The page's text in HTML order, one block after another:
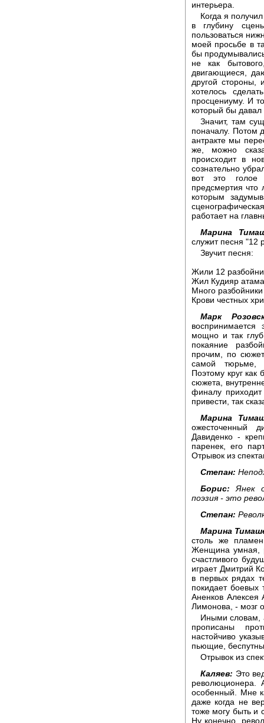
интерьера.
Когда я
в глубину
пользоваться
моей просьбе в
бы
не как
двигающиеся,
другой
хотелось
просцениуму. И
который бы давал
Значит, там
поначалу. Потом
антракте мы
же, можно
происходит в
сознательно
вот это голое
предсмертия что
которым
работает на
Марина
служит песня "12
Звучит песня:
Жили 12
Жил Кудияр
Много
Крови честных
Марк
мощно и так
покаяние
прочим, по
самой тюрьме,
Поэтому круг
сюжета,
финалу
привести, так
Марина
ожесточенный
Давиденко -
паренек, его
Отрывок из
Степан:
Борис: Янек
поэзия - это
Степан:
Марина
столь же
Женщина умная,
счастливого
играет Дмитрий
в первых рядах
покидает
Аненков Алексея
Лимонова, - мозг
Иными словам,
прописаны
настойчиво
пьющие,
Отрывок из
Каляев: Это
революционера.
особенный. Мне
даже когда не
тоже могу быть и
Ну конечно,